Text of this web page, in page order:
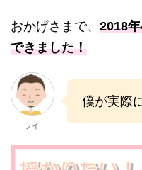
おかげさまで、 2018
できました！
ライ
僕が実際